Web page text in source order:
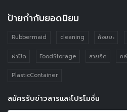
ป้ายกำกับยอดนิยม
Rubbermaid cleaning ถังขยะ
ฝาปิด FoodStorage สายรัด ก
PlasticContainer
สมัครรับข่าวสารและโปรโมชั่น